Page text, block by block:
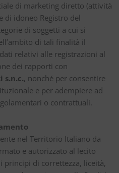
di marketing diretto (attività
di idoneo Registro del
di soggetti a cui si
di tali finalità il
relativi alle registrazioni al
dei rapporti con
s.n.c., nonché per consentire
e per adempiere ad
o contrattuali.
nel Territorio Italiano da
e autorizzato al lecito
principi di correttezza, liceità,